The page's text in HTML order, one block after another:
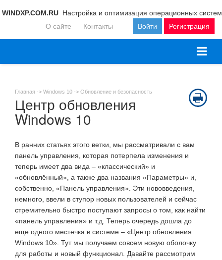
WINDXP.COM.RU Настройка и оптимизация операционных систем
Войти
Регистрация
О сайте Контакты
Главная -> Windows 10 -> Обновление и безопасность
Центр обновления
Windows 10
В ранних статьях этого ветки, мы рассматривали с вам
панель управления, которая потерпела изменения и
теперь имеет два вида – «классический» и
«обновлённый», а также два названия «Параметры» и,
собственно, «Панель управления». Эти нововведения,
немного, ввели в ступор новых пользователей и сейчас
стремительно быстро поступают запросы о том, как найти
«панель управления» и т.д. Теперь очередь дошла до
еще одного местечка в системе – «Центр обновления
Windows 10». Тут мы получаем совсем новую оболочку
для работы и новый функционал. Давайте рассмотрим